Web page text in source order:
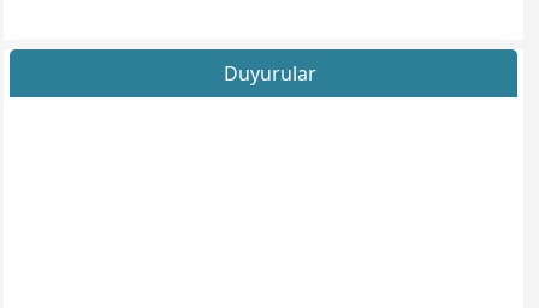
Duyurular